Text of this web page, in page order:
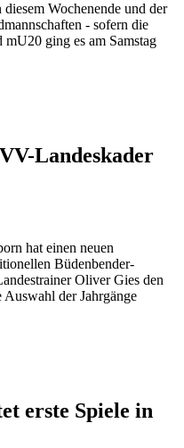
Wochenende und der
- sofern die
ging es am Samstag
Landeskader
hat einen neuen
Büdenbender-
Oliver Gies den
der Jahrgänge
erste Spiele in